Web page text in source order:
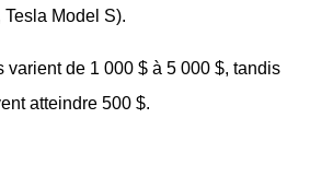
Model S).
varient de 1 000 $ à 5 000 $, tandis
atteindre 500 $.